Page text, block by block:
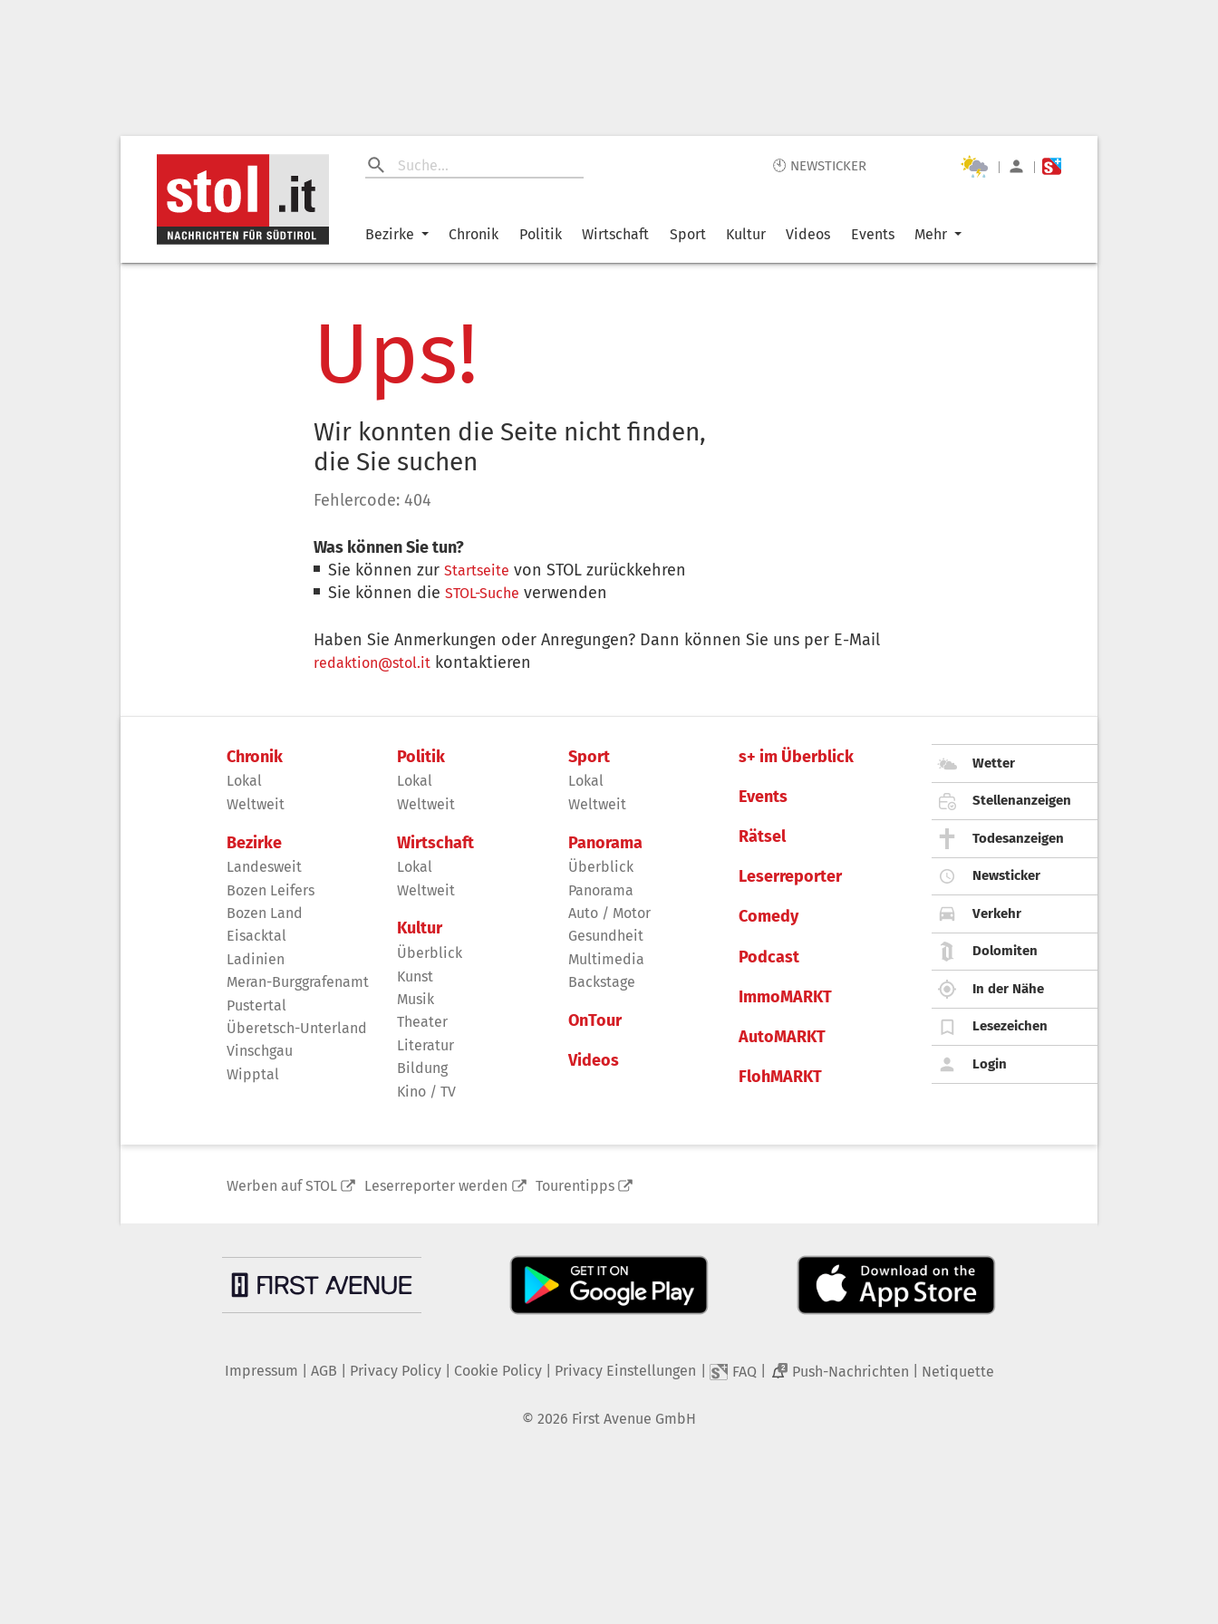
🕙 NEWSTICKER | |
Bezirke Chronik Politik Wirtschaft Sport Kultur Videos Events Mehr
Ups!
Wir konnten die Seite nicht finden,
die Sie suchen
Fehlercode: 404
Was können Sie tun?
Sie können zurStartseite von STOL zurückkehren
Sie können dieSTOL-Suche verwenden
Haben Sie Anmerkungen oder Anregungen? Dann können Sie uns per E-Mail
redaktion@stol.it kontaktieren
Chronik
Lokal
Weltweit
Bezirke
Landesweit
Bozen Leifers
Bozen Land
Eisacktal
Ladinien
Meran-Burggrafenamt
Pustertal
Überetsch-Unterland
Vinschgau
Wipptal
Politik
Lokal
Weltweit
Wirtschaft
Lokal
Weltweit
Kultur
Überblick
Kunst
Musik
Theater
Literatur
Bildung
Kino / TV
Sport
Lokal
Weltweit
Panorama
Überblick
Panorama
Auto / Motor
Gesundheit
Multimedia
Backstage
OnTour
Videos
s+ im Überblick
Events
Rätsel
Leserreporter
Comedy
Podcast
ImmoMARKT
AutoMARKT
FlohMARKT
Wetter
Stellenanzeigen
Todesanzeigen
Newsticker
Verkehr
Dolomiten
In der Nähe
Lesezeichen
Login
Werben auf STOL Leserreporter werden Tourentipps
Impressum AGB Privacy Policy| Cookie Policy| Privacy Einstellungen FAQ 2 Push-Nachrichten Netiquette
© 2026 First Avenue GmbH